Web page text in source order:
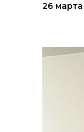
26